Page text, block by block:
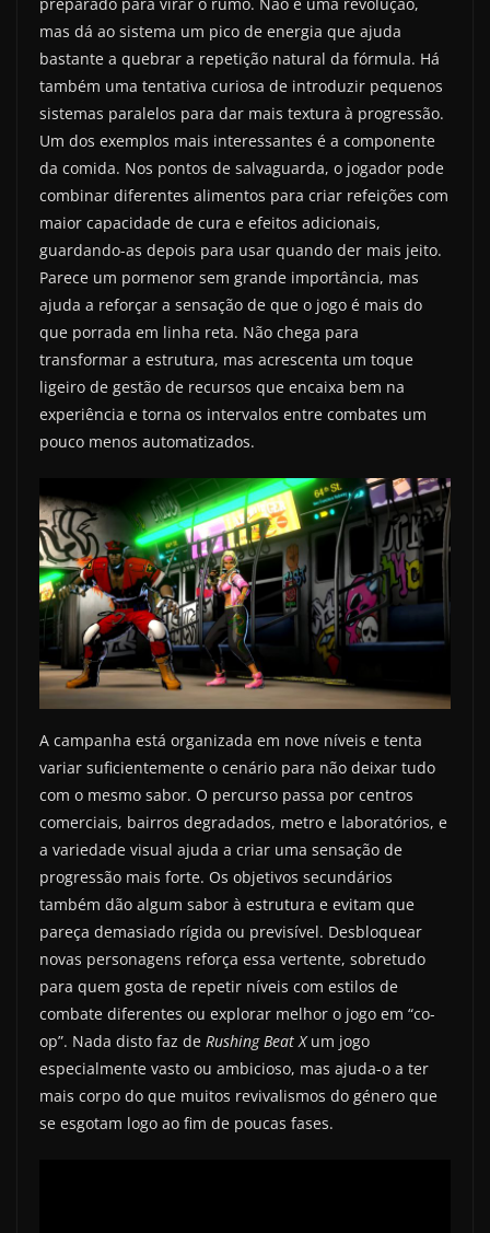
mas dá ao sistema um pico de energia que ajuda
bastante a quebrar a repetição natural da fórmula. Há
também uma tentativa curiosa de introduzir pequenos
sistemas paralelos para dar mais textura à progressão.
Um dos exemplos mais interessantes é a componente
da comida. Nos pontos de salvaguarda, o jogador pode
combinar diferentes alimentos para criar refeições com
maior capacidade de cura e efeitos adicionais,
guardando-as depois para usar quando der mais jeito.
Parece um pormenor sem grande importância, mas
ajuda a reforçar a sensação de que o jogo é mais do
que porrada em linha reta. Não chega para
transformar a estrutura, mas acrescenta um toque
ligeiro de gestão de recursos que encaixa bem na
experiência e torna os intervalos entre combates um
pouco menos automatizados.
A campanha está organizada em nove níveis e tenta
variar suficientemente o cenário para não deixar tudo
com o mesmo sabor. O percurso passa por centros
comerciais, bairros degradados, metro e laboratórios, e
a variedade visual ajuda a criar uma sensação de
progressão mais forte. Os objetivos secundários
também dão algum sabor à estrutura e evitam que
pareça demasiado rígida ou previsível. Desbloquear
novas personagens reforça essa vertente, sobretudo
para quem gosta de repetir níveis com estilos de
combate diferentes ou explorar melhor o jogo em “co-
op”. Nada disto faz de Rushing Beat Xum jogo
especialmente vasto ou ambicioso, mas ajuda-o a ter
mais corpo do que muitos revivalismos do género que
se esgotam logo ao fim de poucas fases.